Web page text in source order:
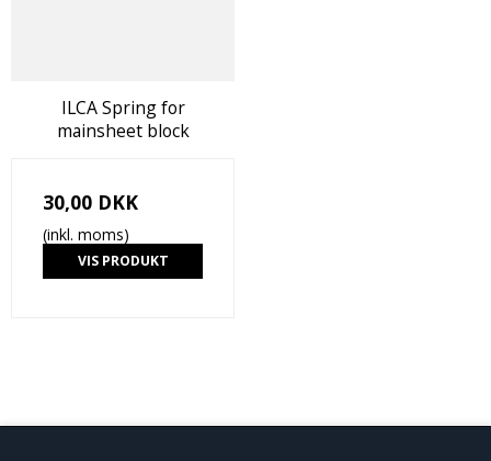
ILCA Spring for
mainsheet block
30,00 DKK
(inkl. moms)
VIS PRODUKT